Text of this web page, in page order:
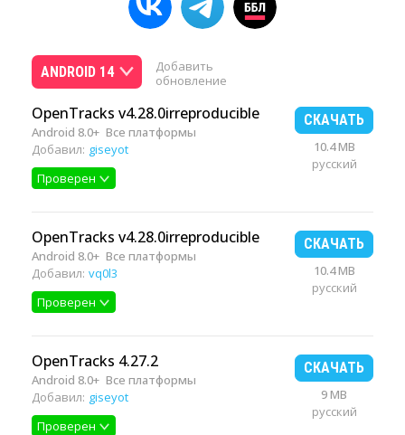
ANDROID 14
Добавить
обновление
OpenTracks v4.28.0irreproducible
Android 8.0+ Все платформы
Добавил: giseyot
Проверен
СКАЧАТЬ
10.4 MB
русский
OpenTracks v4.28.0irreproducible
Android 8.0+ Все платформы
Добавил: vq0l3
Проверен
СКАЧАТЬ
10.4 MB
русский
OpenTracks 4.27.2
Android 8.0+ Все платформы
Добавил: giseyot
Проверен
СКАЧАТЬ
9 MB
русский